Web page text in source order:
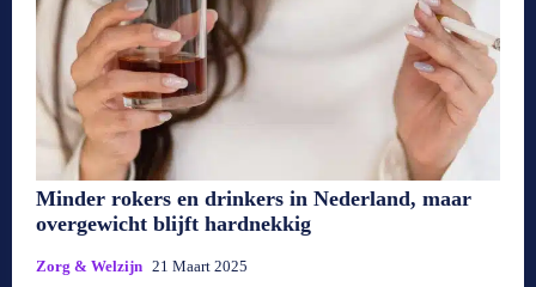
Minder rokers en drinkers in Nederland, maar
overgewicht blijft hardnekkig
Zorg & Welzijn 21 Maart 2025